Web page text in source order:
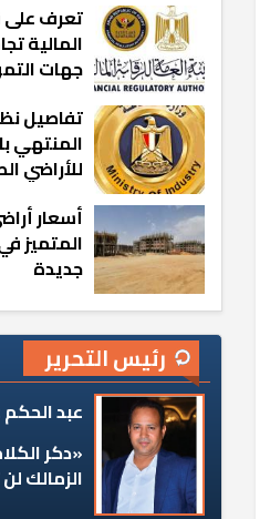
تعرف على
المالية
جهات
تفاصيل
المنتهي
للأراضي
أسعار
جديدة
رئيس التحرير
عبد الحكم
«دكر
الزمالك